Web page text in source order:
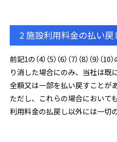
2 施設利用料金の払い戻
前記1の（4）（5）（6）（7）（8）（9
り消した場合にのみ、当社は既
全額又は一部を払い戻すことが
ただし、これらの場合において
利用料金の払戻し以外には一切